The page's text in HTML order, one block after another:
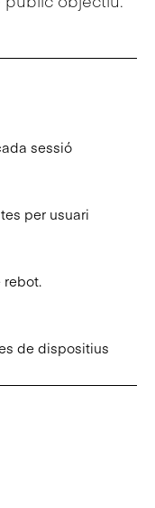
sessió
per usuari
de dispositius